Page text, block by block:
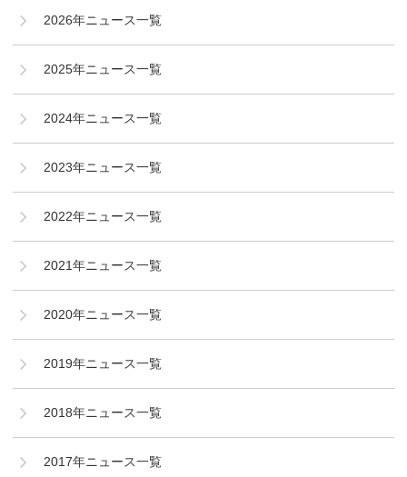
2026年ニュース一覧
2025年ニュース一覧
2024年ニュース一覧
2023年ニュース一覧
2022年ニュース一覧
2021年ニュース一覧
2020年ニュース一覧
2019年ニュース一覧
2018年ニュース一覧
2017年ニュース一覧